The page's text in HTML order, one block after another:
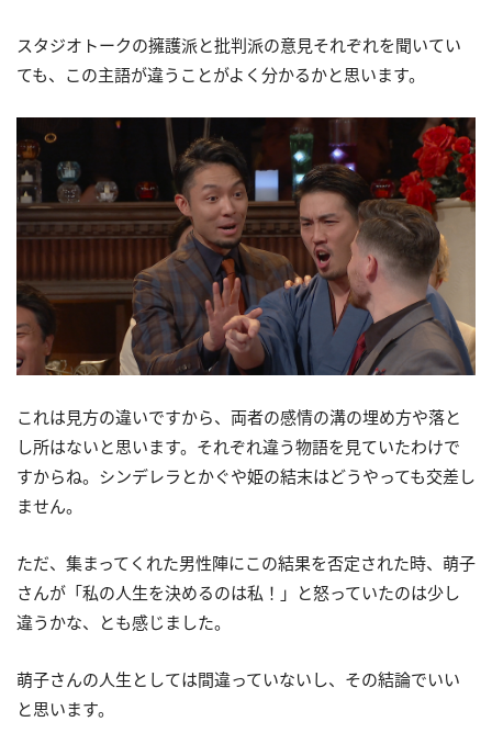
スタジオトークの擁護派と批判派の意見それぞれを聞いてい
ても、この主語が違うことがよく分かるかと思います。
これは見方の違いですから、両者の感情の溝の埋め方や落と
し所はないと思います。それぞれ違う物語を見ていたわけで
すからね。シンデレラとかぐや姫の結末はどうやっても交差し
ません。
ただ、集まってくれた男性陣にこの結果を否定された時、萌子
さんが「私の人生を決めるのは私！」と怒っていたのは少し
違うかな、とも感じました。
萌子さんの人生としては間違っていないし、その結論でいい
と思います。